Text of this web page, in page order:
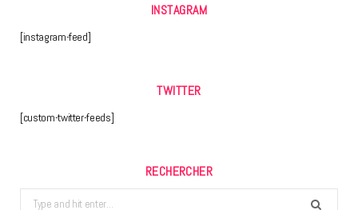
INSTAGRAM
[instagram-feed]
TWITTER
[custom-twitter-feeds]
RECHERCHER
Search